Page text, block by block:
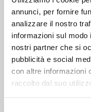
annunci, per fornire
analizzare il nostro
informazioni sul
nostri partner che si
pubblicità e social
con altre informazioni
raccolto dal suo
Altri